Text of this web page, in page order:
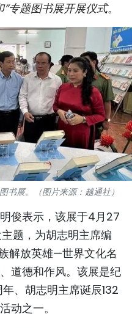
专题图书展开展仪式。
书展。（图片来源：越通社）
俊表示，该展于4月27
题，为胡志明主席编
解放英雄—世界文化名
道德和作风。该展是纪
、胡志明主席诞辰132
动之一。